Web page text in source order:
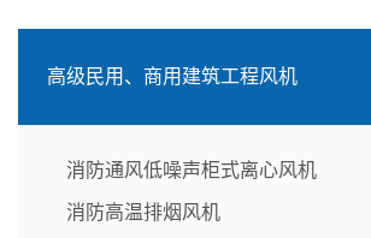
高级民用、商用建筑工程风机
消防通风低噪声柜式离心风机
消防高温排烟风机